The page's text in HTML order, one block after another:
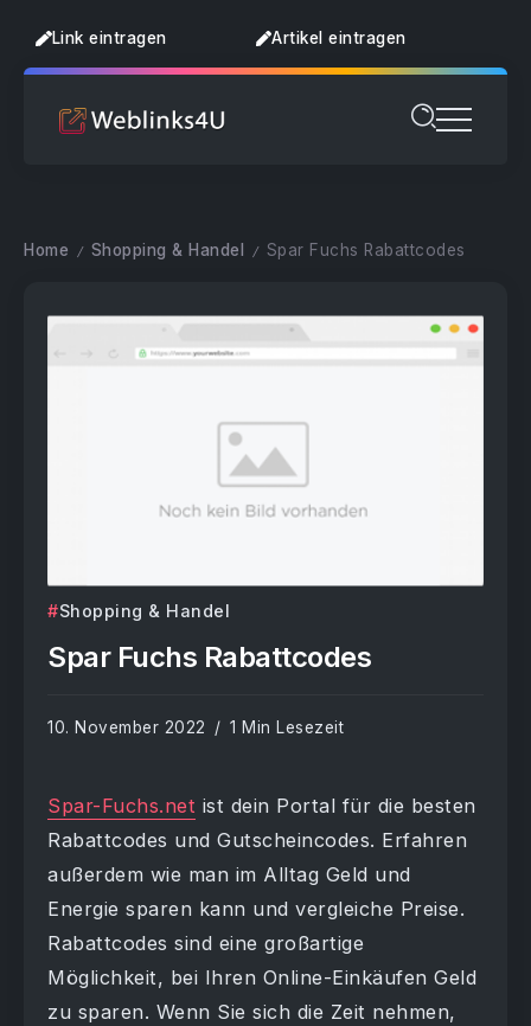
Link eintragen Artikel eintragen
Home / Shopping & Handel / Spar Fuchs Rabattcodes
Shopping & Handel
Spar Fuchs Rabattcodes
10. November 2022 1 Min Lesezeit
Spar-Fuchs.net ist dein Portal für die besten
Rabattcodes und Gutscheincodes. Erfahren
außerdem wie man im Alltag Geld und
Energie sparen kann und vergleiche Preise.
Rabattcodes sind eine großartige
Möglichkeit, bei Ihren Online-Einkäufen Geld
zu sparen. Wenn Sie sich die Zeit nehmen,